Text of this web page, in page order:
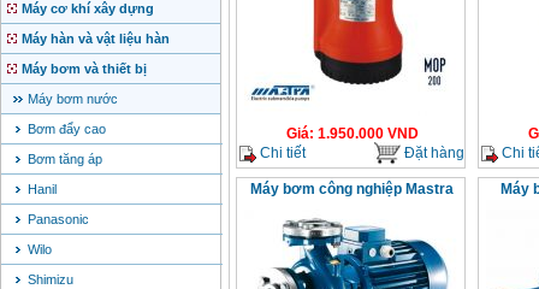
Máy cơ khí xây dựng
Máy hàn và vật liệu hàn
Máy bơm và thiết bị
Máy bơm nước
Bơm đẩy cao
Bơm tăng áp
Hanil
Panasonic
Wilo
Shimizu
Giá: 1.950.000VND
Chi tiết
Đặt hàng
Chi
Máy bơm công nghiệp Mastra Máy